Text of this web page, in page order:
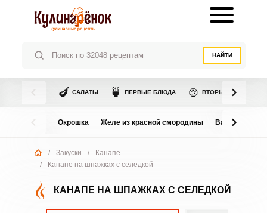
НАЙТИ
🍆 САЛАТЫ 🍵 ПЕРВЫЕ БЛЮДА 🍲 ВТОРЫЕ БЛЮДА
Окрошка Желе из красной смородины Варенье из
/ Закуски /
Канапе
/
Канапе на шпажках с селедкой
КАНАПЕ НА ШПАЖКАХ С СЕЛЕДКОЙ